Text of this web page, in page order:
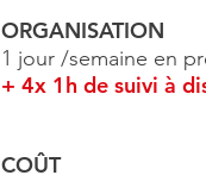
ORGANISATION
1 jour /semaine en
+ 4x 1h de suivi à
COÛT